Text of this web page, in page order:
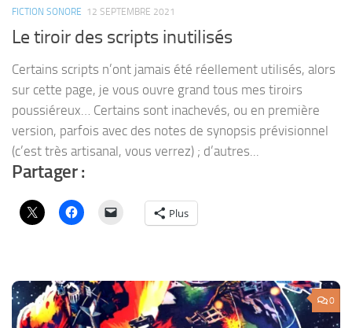
FICTION SONORE 12 SEPTEMBRE 2021
Le tiroir des scripts inutilisés
Certains scripts n’ont jamais été réellement utilisés, alors
sur cette page, je vous ouvre grand tous mes tiroirs
poussiéreux… Certains sont inachevés, ou en première
version, parfois avec des notes de synopsis prévisionnel
(c’est très artisanal, vous verrez) ; d’autres...
Partager :
Plus
0